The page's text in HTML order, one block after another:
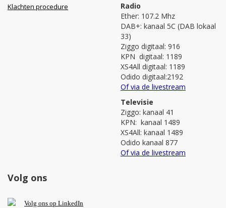
Klachten procedure
Radio
Ether: 107.2 Mhz
DAB+: kanaal 5C (DAB lokaal
33)
Ziggo digitaal: 916
KPN digitaal: 1189
XS4All digitaal: 1189
Odido digitaal:2192
Of via de livestream
Televisie
Ziggo: kanaal 41
KPN: kanaal 1489
XS4All: kanaal 1489
Odido kanaal 877
Of via de livestream
Volg ons
Volg ons op LinkedIn